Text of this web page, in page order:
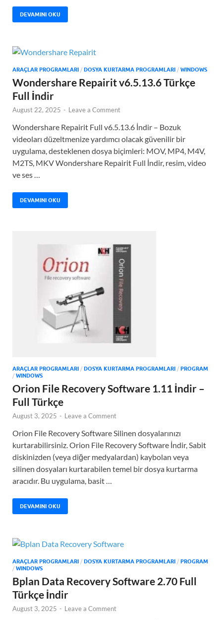
DEVAMINI OKU
ARAÇLAR PROGRAMLARI / DOSYA KURTARMA PROGRAMLARI / WINDOWS
Wondershare Repairit v6.5.13.6 Türkçe
Full İndir
August 22, 2025 - Leave a Comment
Wondershare Repairit Full v6.5.13.6 İndir – Bozuk
videoları düzeltmenize yardımcı olacak güvenilir bir
uygulama, desteklenen dosya biçimleri: MOV, MP4, M4V,
M2TS, MKV Wondershare Repairit Full İndir, resim, video
ve ses …
DEVAMINI OKU
ARAÇLAR PROGRAMLARI / DOSYA KURTARMA PROGRAMLARI / PROGRAM
/ WINDOWS
Orion File Recovery Software 1.11 İndir –
Full Türkçe
August 3, 2025 - Leave a Comment
Orion File Recovery Software Silinen dosyalarınızı
kurtarabilirsiniz. Orion File Recovery Software İndir, Sabit
diskinizden (veya diğer medyalardan) kaybolan veya
silinen dosyaları kurtarabilen temel bir dosya kurtarma
aracıdır. Bu uygulama, basit …
DEVAMINI OKU
ARAÇLAR PROGRAMLARI / DOSYA KURTARMA PROGRAMLARI / PROGRAM
/ WINDOWS
Bplan Data Recovery Software 2.70 Full
Türkçe İndir
August 3, 2025 - Leave a Comment